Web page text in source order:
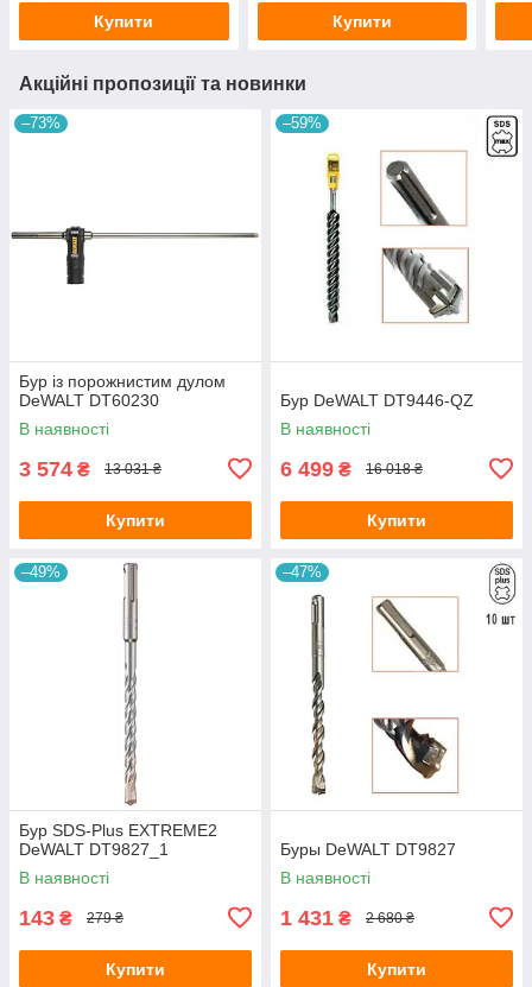
Купити Купити
Акційні пропозиції та новинки
–73%
Бур із порожнистим дулом
DeWALT DT60230
В наявності
3 574 ₴ 13 031 ₴
Купити
–59%
Бур DeWALT DT9446-QZ
В наявності
6 499 ₴ 16 018 ₴
Купити
–49%
Бур SDS-Plus EXTREME2
DeWALT DT9827_1
В наявності
143 ₴ 279 ₴
Купити
–47%
Буры DeWALT DT9827
В наявності
1 431 ₴ 2 680 ₴
Купити